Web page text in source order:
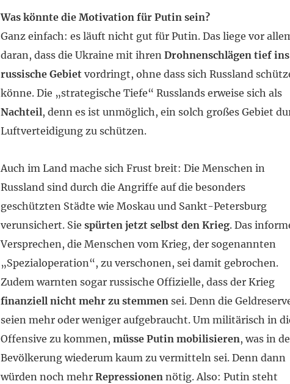
Was könnte die Motivation für Putin sein?
Ganz einfach: es läuft nicht gut für Putin. Das liege vor
daran, dass die Ukraine mit ihren Drohnenschlägen tief ins
russische Gebiet vordringt, ohne dass sich Russland
könne. Die „strategische Tiefe“ Russlands erweise sich als
Nachteil, denn es ist unmöglich, ein solch großes Gebiet
Luftverteidigung zu schützen.
Auch im Land mache sich Frust breit: Die Menschen in
Russland sind durch die Angriffe auf die besonders
geschützten Städte wie Moskau und Sankt-Petersburg
verunsichert. Sie spürten jetzt selbst den Krieg. Das
Versprechen, die Menschen vom Krieg, der sogenannten
„Spezialoperation“, zu verschonen, sei damit gebrochen.
Zudem warnten sogar russische Offizielle, dass der Krieg
finanziell nicht mehr zu stemmen sei. Denn die
seien mehr oder weniger aufgebraucht. Um militärisch in
Offensive zu kommen, müsse Putin mobilisieren, was in
Bevölkerung wiederum kaum zu vermitteln sei. Denn dann
würden noch mehr Repressionen nötig. Also: Putin steht